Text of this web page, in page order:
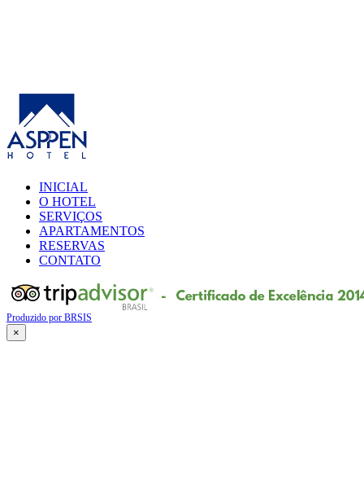
INICIAL
O HOTEL
SERVIÇOS
APARTAMENTOS
RESERVAS
CONTATO
Produzido por BRSIS
×